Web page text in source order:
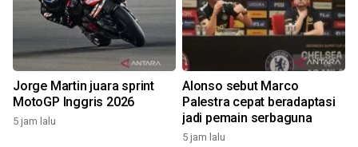
Jorge Martin juara sprint
MotoGP Inggris 2026
5 jam lalu
Alonso sebut Marco
Palestra cepat beradaptasi
jadi pemain serbaguna
5 jam lalu